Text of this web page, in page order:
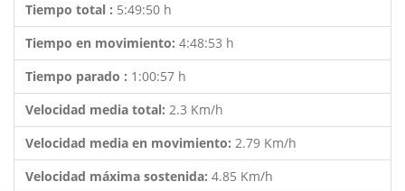
Tiempo total : 5:49:50 h
Tiempo en movimiento: 4:48:53 h
Tiempo parado : 1:00:57 h
Velocidad media total: 2.3 Km/h
Velocidad media en movimiento: 2.79 Km/h
Velocidad máxima sostenida: 4.85 Km/h